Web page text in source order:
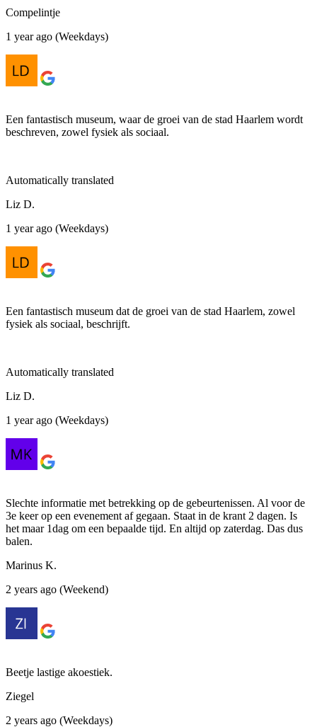
Compelintje
1 year ago (Weekdays)
Een fantastisch museum, waar de groei van de stad Haarlem wordt
beschreven, zowel fysiek als sociaal.
Automatically translated
Liz D.
1 year ago (Weekdays)
Een fantastisch museum dat de groei van de stad Haarlem, zowel
fysiek als sociaal, beschrijft.
Automatically translated
Liz D.
1 year ago (Weekdays)
Slechte informatie met betrekking op de gebeurtenissen. Al voor de
3e keer op een evenement af gegaan. Staat in de krant 2 dagen. Is
het maar 1dag om een bepaalde tijd. En altijd op zaterdag. Das dus
balen.
Marinus K.
2 years ago (Weekend)
Beetje lastige akoestiek.
Ziegel
2 years ago (Weekdays)